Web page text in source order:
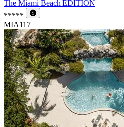
The Miami Beach EDITION
*****
MIA117